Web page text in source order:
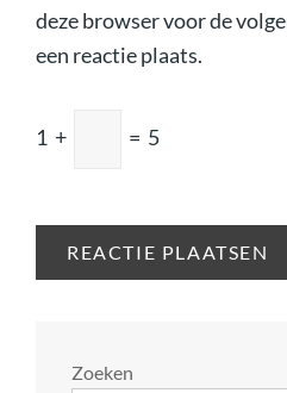
deze browser voor de
een reactie plaats.
1 + = 5
Zoeken